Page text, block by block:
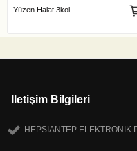
Yüzen Halat 3kol
Iletişim Bilgileri
HEPSİANTEP ELEKTRONİK